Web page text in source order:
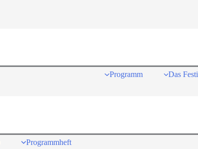
Programm
Das
Programmheft